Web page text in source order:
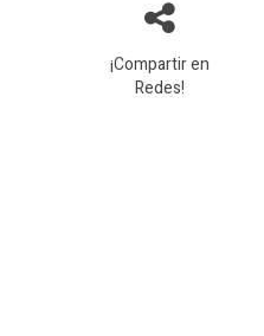
¡Compartir en
Redes!